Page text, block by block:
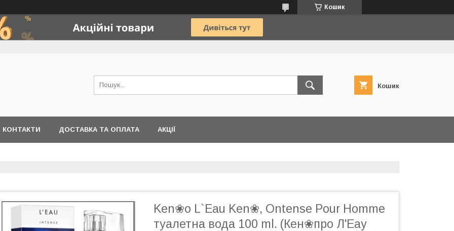
Кошик
Кошик
КОНТАКТИ ДОСТАВКА ТА ОПЛАТА АКЦІЇ
Ken❀o L`Eau Ken❀, Ontense Pour Homme
туалетна вода 100 ml. (Кен❀про Л'Еау